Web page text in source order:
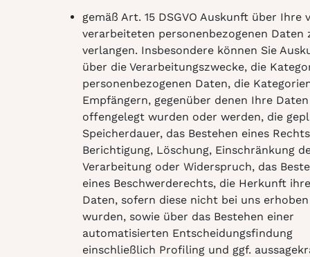
gemäß Art. 15 DSGVO Auskunft über Ihre
verarbeiteten personenbezogenen Daten
verlangen. Insbesondere können Sie
über die Verarbeitungszwecke, die
personenbezogenen Daten, die
Empfängern, gegenüber denen Ihre Daten
offengelegt wurden oder werden, die
Speicherdauer, das Bestehen eines
Berichtigung, Löschung, Einschränkung
Verarbeitung oder Widerspruch, das
eines Beschwerderechts, die Herkunft
Daten, sofern diese nicht bei uns erhoben
wurden, sowie über das Bestehen einer
automatisierten Entscheidungsfindung
einschließlich Profiling und ggf.